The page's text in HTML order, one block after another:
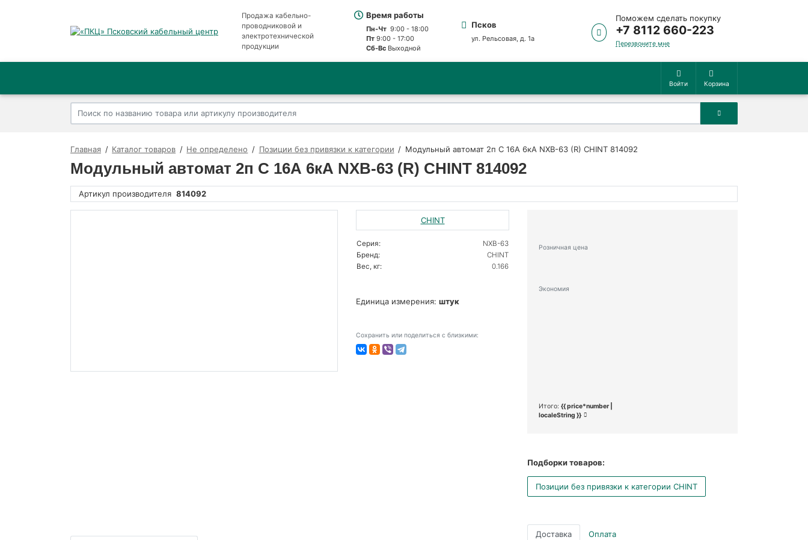
Продажа кабельно-
проводниковой и
электротехнической
продукции
Время работы
Пн-Чт9:00 - 18:00
Пт9:00 - 17:00
Сб-ВсВыходной
Псков
ул. Рельсовая, д. 1а
Поможем сделать покупку
+7 8112 660-223
Перезвоните мне
Войти Корзина
Главная Каталог товаров Не определено Позиции без привязки к категории Модульный автомат 2п C 16А 6кА NXB-63 (R) CHINT 814092
Модульный автомат 2п C 16А 6кА NXB-63 (R) CHINT 814092
Артикул производителя 814092
CHINT
Серия:
NXB-63
Бренд:
CHINT
Вес, кг:
0.166
Единица измерения: штук
Сохранить или поделиться с близкими:
Розничная цена
Экономия
Итого: {{ price*number |
localeString }}
Подборки товаров:
Позиции без привязки к категории CHINT
Доставка Оплата